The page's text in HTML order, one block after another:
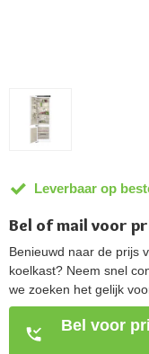
Leverbaar op
Bel of mail voor
Benieuwd naar de prijs
koelkast? Neem snel
we zoeken het gelijk
Bel voor